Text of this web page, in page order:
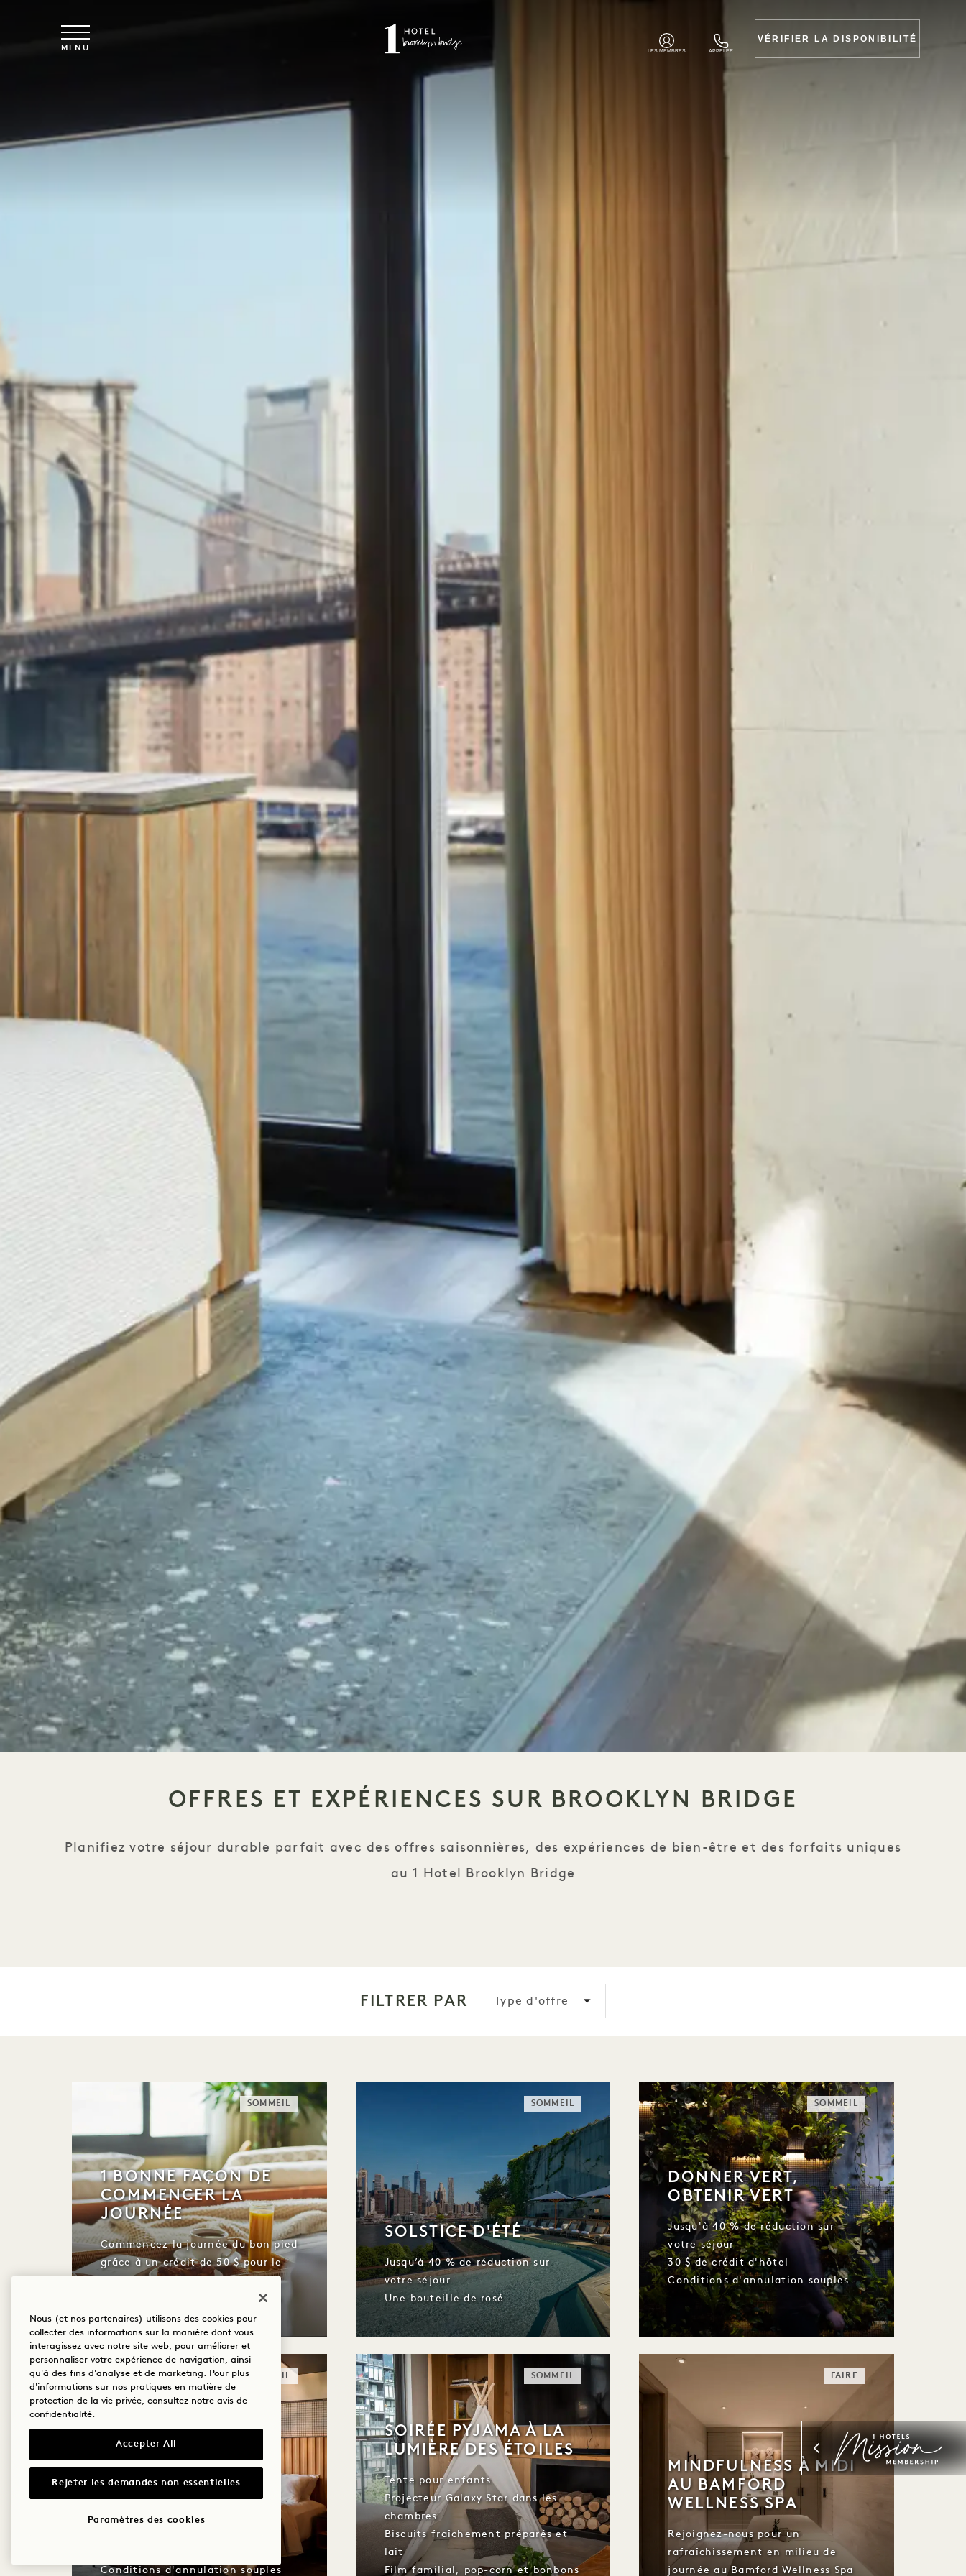
MENU LES MEMBRES APPELER
VÉRIFIER LA DISPONIBILITÉ
OFFRES ET EXPÉRIENCES SUR BROOKLYN BRIDGE
Planifiez votre séjour durable parfait avec des offres saisonnières, des expériences de bien-être et des forfaits uniques
au 1 Hotel Brooklyn Bridge
FILTRER PAR Type d'offre
SOMMEIL
1 BONNE FAÇON DE
COMMENCER LA
JOURNÉE
Commencez la journée du bon pied
grâce à un crédit de 50 $ pour le
Conditions d'annulation souples
SOMMEIL
SOLSTICE D'ÉTÉ
Jusqu’à 40 % de réduction sur
votre séjour
Une bouteille de rosé
SOMMEIL
DONNER VERT,
OBTENIR VERT
Jusqu'à 40 % de réduction sur
votre séjour
30 $ de crédit d'hôtel
Conditions d'annulation souples
SOMMEIL
SUITE DE SOMMEIL
Conditions d'annulation souples
SOMMEIL
SOIRÉE PYJAMA À LA
LUMIÈRE DES ÉTOILES
Tente pour enfants
Projecteur Galaxy Star dans les
chambres
Biscuits fraîchement préparés et
lait
Film familial, pop-corn et bonbons
FAIRE
MINDFULNESS À MIDI
AU BAMFORD
WELLNESS SPA
Rejoignez-nous pour un
rafraîchissement en milieu de
journée au Bamford Wellness Spa
Nous (et nos partenaires) utilisons des cookies pour
collecter des informations sur la manière dont vous
interagissez avec notre site web, pour améliorer et
personnaliser votre expérience de navigation, ainsi
qu'à des fins d'analyse et de marketing. Pour plus
d'informations sur nos pratiques en matière de
protection de la vie privée, consultez notre avis de
confidentialité.
Accepter All
Rejeter les demandes non essentielles
Paramètres des cookies